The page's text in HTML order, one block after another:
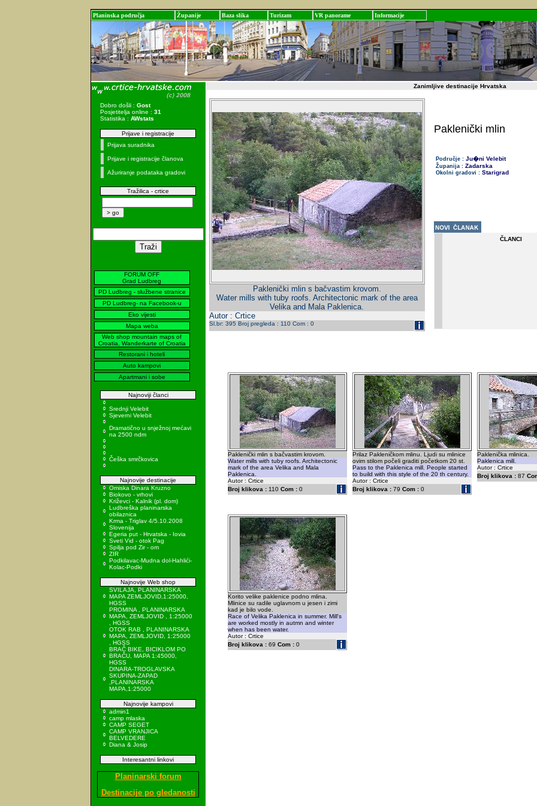
Planinska područja Županije Baza slika Turizam VR panorame Informacije
Dobro došli : Gost
Posjetitelja online : 31
Statistika : AWstats
Prijave i registracije
Prijava suradnika
Prijave i registracije članova
Ažuriranje podataka gradovi
Tražilica - crtice
FORUM OFF
Grad Ludbreg
PD Ludbreg - službene stranice
PD Ludbreg- na Facebook-u
Eko vijesti
Mapa weba
Web shop mountain maps of
Croatia, Wanderkarte of Croatia
Restorani i hoteli
Auto kampovi
Apartmani i sobe
Najnoviji članci
Srednji Velebit
Sjeverni Velebit
Dramatično u snježnoj mećavi
na 2500 ndm
Češka smrčkovica
Najnovije destinacije
Omiska Dinara Kruzno
Biokovo - vrhovi
Križevci - Kalnik (pl. dom)
Ludbreška planinarska
obilaznica
Krma - Triglav 4/5.10.2008
Slovenija
Egeria put - Hrvatska - Iovia
Sveti Vid - otok Pag
Spilja pod Zir - om
ZIR
Podkilavac-Mudna dol-Hahlići-
Kolac-Podki
Najnovije Web shop
SVILAJA, PLANINARSKA
MAPA ZEMLJOVID,1:25000,
HGSS
PROMINA , PLANINARSKA
MAPA, ZEMLJOVID , 1:25000
, HGSS
OTOK RAB , PLANINARSKA
MAPA, ZEMLJOVID, 1:25000
, HGSS
BRAČ BIKE, BICIKLOM PO
BRAČU, MAPA 1:45000,
HGSS
DINARA-TROGLAVSKA
SKUPINA-ZAPAD
,PLANINARSKA
MAPA,1:25000
Najnovije kampovi
admin1
camp mlaska
CAMP SEGET
CAMP VRANJICA
BELVEDERE
Diana & Josip
Interesantni linkovi
Planinarski forum
Destinacije po gledanosti
Zanimljive destinacije Hrvatska
Paklenički mlin s bačvastim krovom.
Water mills with tuby roofs. Architectonic mark of the area
Velika and Mala Paklenica.
Autor : Crtice
Sl.br: 395 Broj pregleda : 110 Com : 0
Paklenički mlin
Područje : Ju�ni Velebit
Županija : Zadarska
Okolni gradovi : Starigrad
ČLANCI
Paklenički mlin s bačvastim krovom.
Water mills with tuby roofs. Architectonic
mark of the area Velika and Mala
Paklenica.
Autor : Crtice
Broj klikova : 110 Com : 0
Prilaz Pakleničkom mlinu. Ljudi su mlinice
ovim stilom počeli graditi početkom 20 st.
Pass to the Paklenica mill. People started
to build with this style of the 20 th century.
Autor : Crtice
Broj klikova : 79 Com : 0
Paklenička mlinica.
Paklenica mill.
Autor : Crtice
Broj klikova : 87
Korito velike paklenice podno mlina.
Mlinice su radile uglavnom u jesen i zimi
kad je bilo vode.
Race of Velika Paklenica in summer. Mill's
are worked mostly in autmn and winter
when has been water.
Autor : Crtice
Broj klikova : 69 Com : 0